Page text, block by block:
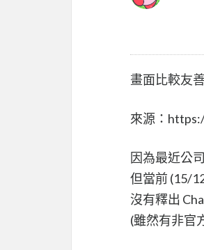
畫面比較友
來源：
因為最近公
但當前 (15/
沒有釋出
(雖然有非官